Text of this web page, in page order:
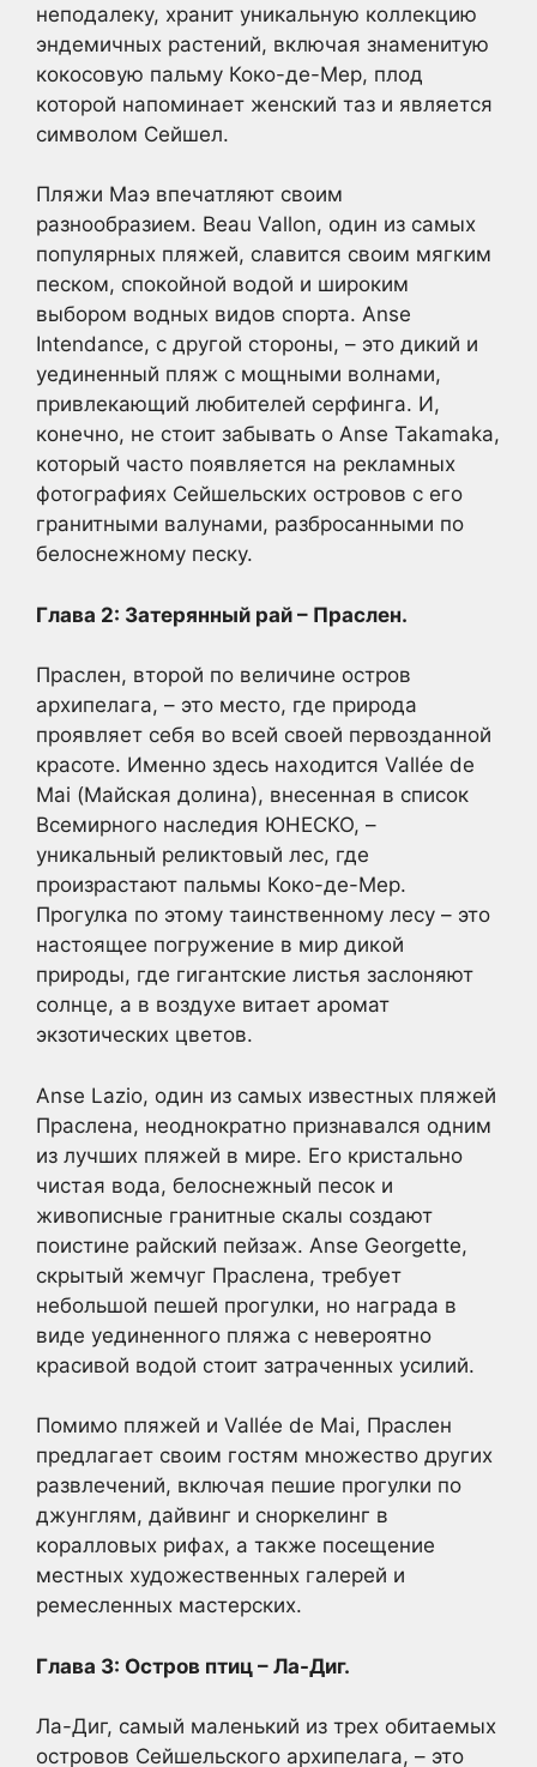
неподалеку, хранит уникальную коллекцию
эндемичных растений, включая знаменитую
кокосовую пальму Коко-де-Мер, плод
которой напоминает женский таз и является
символом Сейшел.
Пляжи Маэ впечатляют своим
разнообразием. Beau Vallon, один из самых
популярных пляжей, славится своим мягким
песком, спокойной водой и широким
выбором водных видов спорта. Anse
Intendance, с другой стороны, – это дикий и
уединенный пляж с мощными волнами,
привлекающий любителей серфинга. И,
конечно, не стоит забывать о Anse Takamaka,
который часто появляется на рекламных
фотографиях Сейшельских островов с его
гранитными валунами, разбросанными по
белоснежному песку.
Глава 2: Затерянный рай – Праслен.
Праслен, второй по величине остров
архипелага, – это место, где природа
проявляет себя во всей своей первозданной
красоте. Именно здесь находится Vallée de
Mai (Майская долина), внесенная в список
Всемирного наследия ЮНЕСКО, –
уникальный реликтовый лес, где
произрастают пальмы Коко-де-Мер.
Прогулка по этому таинственному лесу – это
настоящее погружение в мир дикой
природы, где гигантские листья заслоняют
солнце, а в воздухе витает аромат
экзотических цветов.
Anse Lazio, один из самых известных пляжей
Праслена, неоднократно признавался одним
из лучших пляжей в мире. Его кристально
чистая вода, белоснежный песок и
живописные гранитные скалы создают
поистине райский пейзаж. Anse Georgette,
скрытый жемчуг Праслена, требует
небольшой пешей прогулки, но награда в
виде уединенного пляжа с невероятно
красивой водой стоит затраченных усилий.
Помимо пляжей и Vallée de Mai, Праслен
предлагает своим гостям множество других
развлечений, включая пешие прогулки по
джунглям, дайвинг и сноркелинг в
коралловых рифах, а также посещение
местных художественных галерей и
ремесленных мастерских.
Глава 3: Остров птиц – Ла-Диг.
Ла-Диг, самый маленький из трех обитаемых
островов Сейшельского архипелага, – это